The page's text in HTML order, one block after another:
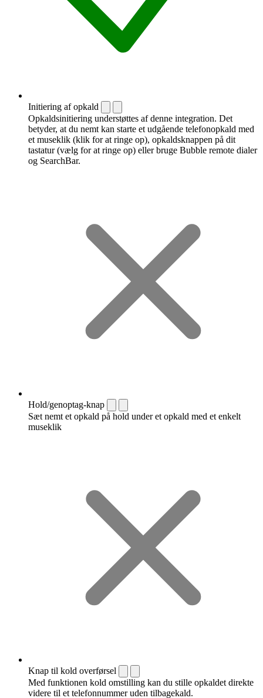
Initiering af opkald
Opkaldsinitiering understøttes af denne integration. Det
betyder, at du nemt kan starte et udgående telefonopkald med
et museklik (klik for at ringe op), opkaldsknappen på dit
tastatur (vælg for at ringe op) eller bruge Bubble remote dialer
og SearchBar.
Hold/genoptag-knap
Sæt nemt et opkald på hold under et opkald med et enkelt
museklik
Knap til kold overførsel
Med funktionen kold omstilling kan du stille opkaldet direkte
videre til et telefonnummer uden tilbagekald.